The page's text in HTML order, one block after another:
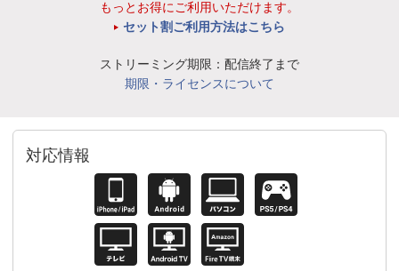
もっとお得にご利用いただけます。
セット割ご利用方法はこちら
ストリーミング期限：配信終了まで
期限・ライセンスについて
対応情報